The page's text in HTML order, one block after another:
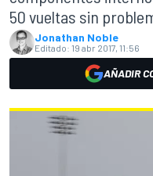
50 vueltas sin
Jonathan Noble
Editado: 19 abr 2017, 11:56
AÑADIR